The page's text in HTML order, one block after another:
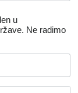
u
Ne radimo